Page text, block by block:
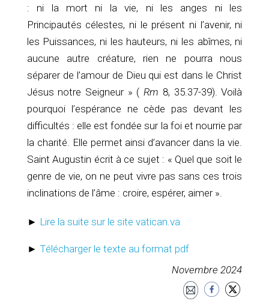
: ni la mort ni la vie, ni les anges ni les
Principautés célestes, ni le présent ni l’avenir, ni
les Puissances, ni les hauteurs, ni les abîmes, ni
aucune autre créature, rien ne pourra nous
séparer de l’amour de Dieu qui est dans le Christ
Jésus notre Seigneur » ( Rm 8, 35.37-39). Voilà
pourquoi l’espérance ne cède pas devant les
difficultés : elle est fondée sur la foi et nourrie par
la charité. Elle permet ainsi d’avancer dans la vie.
Saint Augustin écrit à ce sujet : « Quel que soit le
genre de vie, on ne peut vivre pas sans ces trois
inclinations de l’âme : croire, espérer, aimer ».
► Lire la suite sur le site vatican.va
► Télécharger le texte au format pdf
Novembre 2024